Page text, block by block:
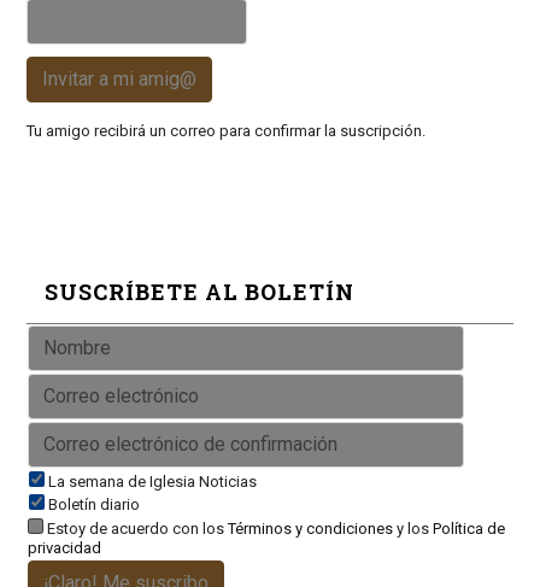
Invitar a mi amig@
Tu amigo recibirá un correo para confirmar la suscripción.
SUSCRÍBETE AL BOLETÍN
La semana de Iglesia Noticias
Boletín diario
Estoy de acuerdo con losTérminos y condicionesy los Política de
privacidad